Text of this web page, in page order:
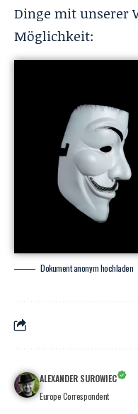
Dinge mit unserer
Möglichkeit:
Dokument anonym hochladen
ALEXANDER SUROWIEC
Europe Correspondent